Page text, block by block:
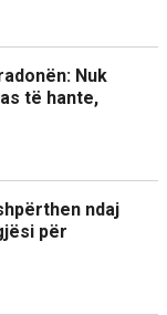
Nuk
të hante,
ndaj
për